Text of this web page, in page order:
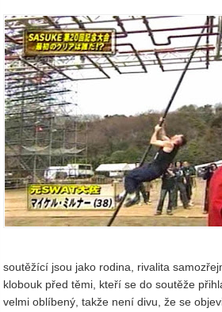
soutěžící jsou jako rodina, rivalita
klobouk před těmi, kteří se do soutěže
velmi oblíbený, takže není divu, že se